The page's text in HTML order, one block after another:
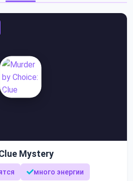
Mystery
много энергии